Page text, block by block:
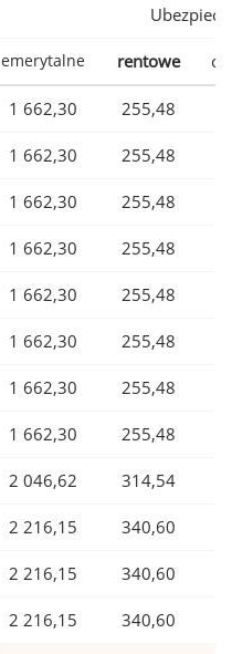
emerytalne rentowe
1 662,30 255,48
1 662,30 255,48
1 662,30 255,48
1 662,30 255,48
1 662,30 255,48
1 662,30 255,48
1 662,30 255,48
1 662,30 255,48
2 046,62 314,54
2 216,15 340,60
2 216,15 340,60
2 216,15 340,60